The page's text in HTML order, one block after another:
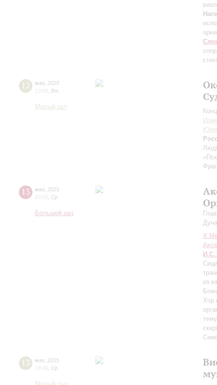
12 мая 2015
19:00 Вт
Малый зал
13 мая 2015
20:00 Ср
Большой зал
X
И.С.
из
Хор
13 мая 2015
19:00 Ср